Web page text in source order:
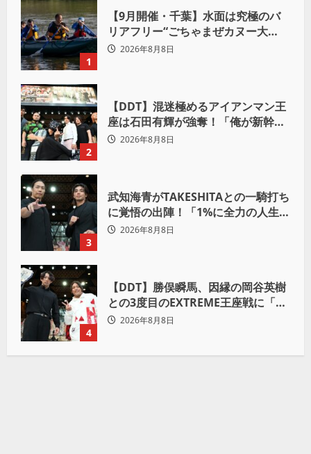
1
【9月開催・千葉】水面は究極のバ
リアフリー“ごちゃまぜカヌー大
会”が目指す「誰もが主役になれる地
2026年8月8日
2
【DDT】混迷極めるアイアンマン王
座は石田有輝が強奪！「俺が新幹線
の切符を手に入れるからな！逃げ切
2026年8月8日
3
武知海青がTAKESHITAとの一騎打ち
に覚悟の出陣！「1%に全力の人生を
かけて勝ちにいきたい」
2026年8月8日
4
【DDT】勝俣瞬馬、因縁の岡谷英樹
との3度目のEXTREME王座戦に「僕
が本当の岡谷英樹を引き出して獲り
2026年8月8日